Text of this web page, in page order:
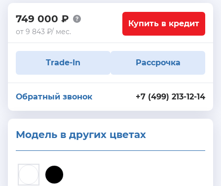
749 000 ₽
от 9 843 ₽/ мес.
Купить в кредит
Trade-In Рассрочка
+7 (499) 213-12-14
Обратный звонок
Модель в других цветах